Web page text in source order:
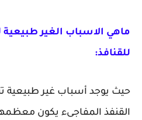
ماهي الاسباب الغير
للقنافذ:
حيث يوجد أسباب غير
القنفذ المفاجىء يكون